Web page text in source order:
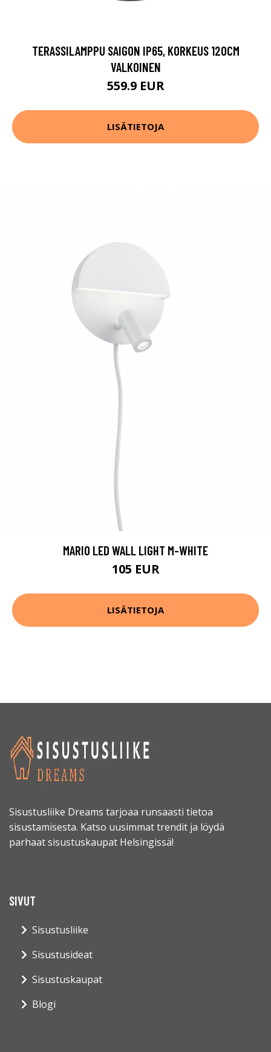
TERASSILAMPPU SAIGON IP65, KORKEUS 120CM
VALKOINEN
559.9 EUR
LISÄTIETOJA
MARIO LED WALL LIGHT M-WHITE
105 EUR
LISÄTIETOJA
Sisustusliike Dreams tarjoaa runsaasti tietoa
sisustamisesta. Katso uusimmat trendit ja löydä
parhaat sisustuskaupat Helsingissä!
SIVUT
Sisustusliike
Sisustusideat
Sisustuskaupat
Blogi